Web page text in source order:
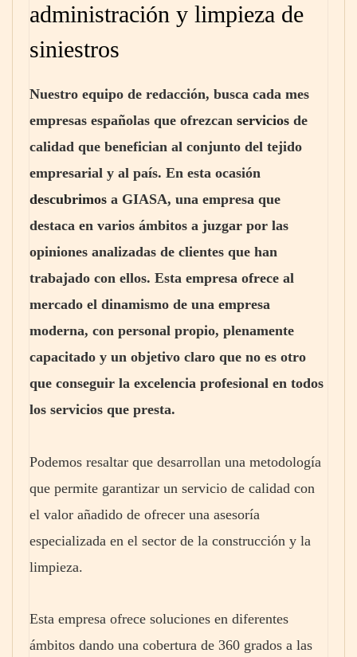
administración y limpieza de
siniestros
Nuestro equipo de redacción, busca cada mes
empresas españolas que ofrezcan servicios de
calidad que benefician al conjunto del tejido
empresarial y al país. En esta ocasión
descubrimos a GIASA, una empresa que
destaca en varios ámbitos a juzgar por las
opiniones analizadas de clientes que han
trabajado con ellos. Esta empresa ofrece al
mercado el dinamismo de una empresa
moderna, con personal propio, plenamente
capacitado y un objetivo claro que no es otro
que conseguir la excelencia profesional en todos
los servicios que presta.
Podemos resaltar que desarrollan una metodología
que permite garantizar un servicio de calidad con
el valor añadido de ofrecer una asesoría
especializada en el sector de la construcción y la
limpieza.
Esta empresa ofrece soluciones en diferentes
ámbitos dando una cobertura de 360 grados a las